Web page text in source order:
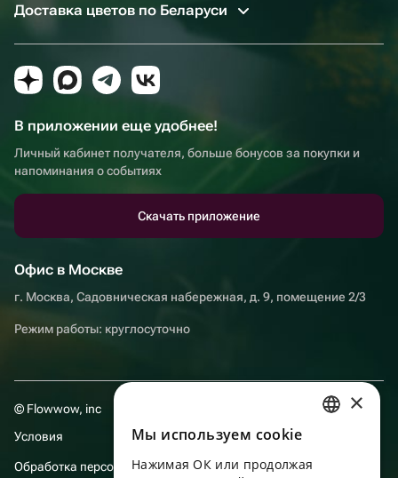
Доставка цветов по Беларуси
В приложении еще удобнее!
Личный кабинет получателя, больше бонусов за покупки и
напоминания о событиях
Скачать приложение
Офис в Москве
г. Москва, Садовническая набережная, д. 9, помещение 2/3
Режим работы: круглосуточно
© Flowwow, inc
Условия
Обработка персональных данных ENGLISH
×
Мы используем сookie
Нажимая ОК или продолжая